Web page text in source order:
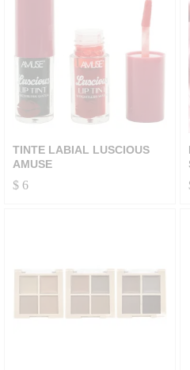
TINTE LABIAL LUSCIOUS
AMUSE
$ 6